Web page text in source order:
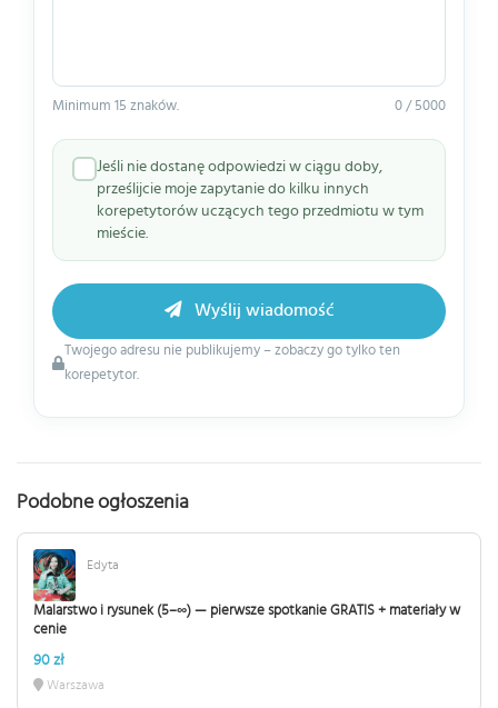
Minimum 15 znaków. 0 / 5000
Jeśli nie dostanę odpowiedzi w ciągu doby,
prześlijcie moje zapytanie do kilku innych
korepetytorów uczących tego przedmiotu w tym
mieście.
Twojego adresu nie publikujemy – zobaczy go tylko ten
korepetytor.
Wyślij wiadomość
Podobne ogłoszenia
Edyta
Malarstwo i rysunek (5–∞) — pierwsze spotkanie GRATIS + materiały w
cenie
90 zł
Warszawa